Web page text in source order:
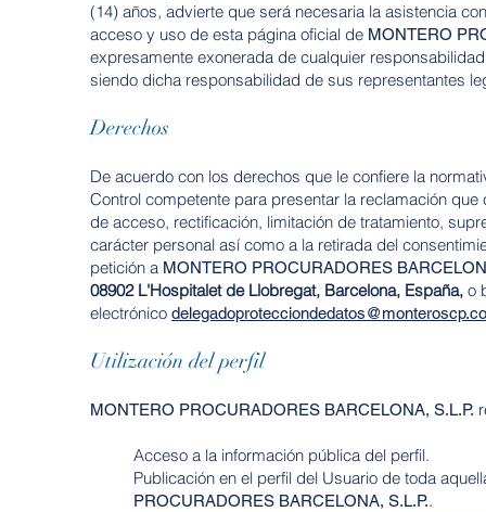
(14) años, advierte que será necesaria la asistencia
acceso y uso de esta página oficial de MONTERO
expresamente exonerada de cualquier
siendo dicha responsabilidad de sus representantes
Derechos
De acuerdo con los derechos que le confiere la
Control competente para presentar la reclamación que
de acceso, rectificación, limitación de tratamiento,
carácter personal así como a la retirada del
petición a MONTERO PROCURADORES
08902 L'Hospitalet de Llobregat, Barcelona, España, o
electrónico
Utilización del perfil
MONTERO PROCURADORES BARCELONA, S.L.P.
Acceso a la información pública del perfil.
Publicación en el perfil del Usuario de toda
PROCURADORES BARCELONA, S.L.P..